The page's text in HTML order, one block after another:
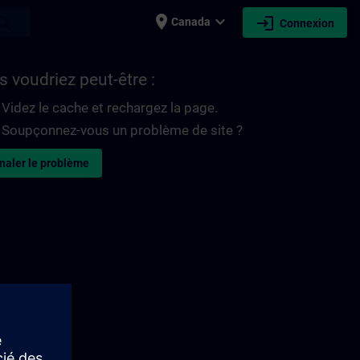
place Canada expand_more login Connexion
voudriez peut-être :
Videz le cache et rechargez la page.
Soupçonnez-vous un problème de site ?
le problème